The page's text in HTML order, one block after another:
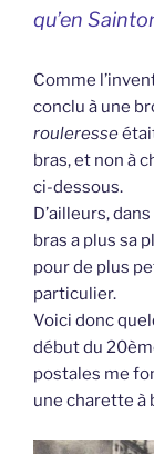
qu’en
Comme
conclu à une
rouleresse
bras, et non à
ci-dessous.
D’ailleurs,
bras a plus sa
pour de plus
particulier.
Voici donc
début du
postales me
une charette à